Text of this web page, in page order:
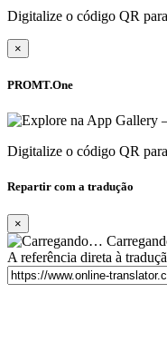
Digitalize o código QR
×
PROMT.One
Digitalize o código QR
Repartir com a tradução
×
A referência direta à